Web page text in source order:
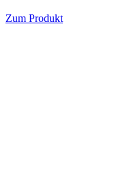
Zum Produkt